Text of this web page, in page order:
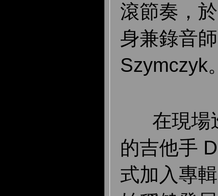
滾節奏，
身兼錄音
Szymczyk
在現場
的吉他手
式加入專